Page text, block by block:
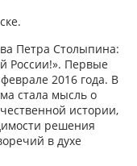
Петра Столыпина:
России!». Первые
2016 года. В
стала мысль о
истории,
решения
в духе